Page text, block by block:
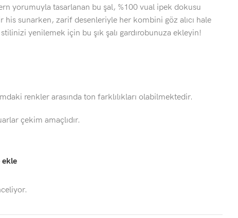
yorumuyla tasarlanan bu şal, %100 vual ipek dokusu
his sunarken, zarif desenleriyle her kombini göz alıcı hale
yenilemek için bu şık şalı gardırobunuza ekleyin!
renkler arasında ton farklılıkları olabilmektedir.
çekim amaçlıdır.
ekle